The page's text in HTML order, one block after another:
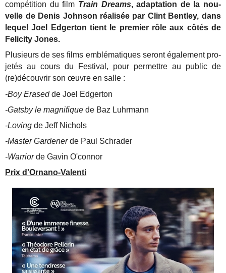
com­pé­ti­tion du film Train Dreams, adap­ta­tion de la nou­
velle de Denis John­son réa­li­sée par Clint Bent­ley, dans
lequel Joel Edger­ton tient le pre­mier rôle aux côtés de
Feli­ci­ty Jones.
Plu­sieurs de ses films emblé­ma­tiques seront éga­le­ment pro­
je­tés au cours du Fes­ti­val, pour per­mettre au public de
(re)découvrir son œuvre en salle :
-Boy Erasedde Joel Edgerton
-Gatsby le magnifique de Baz Luhrmann
-Loving de Jeff Nichols
-Master Gardenerde Paul Schrader
-Warriorde Gavin O'connor
Prix d'Ornano-Valenti